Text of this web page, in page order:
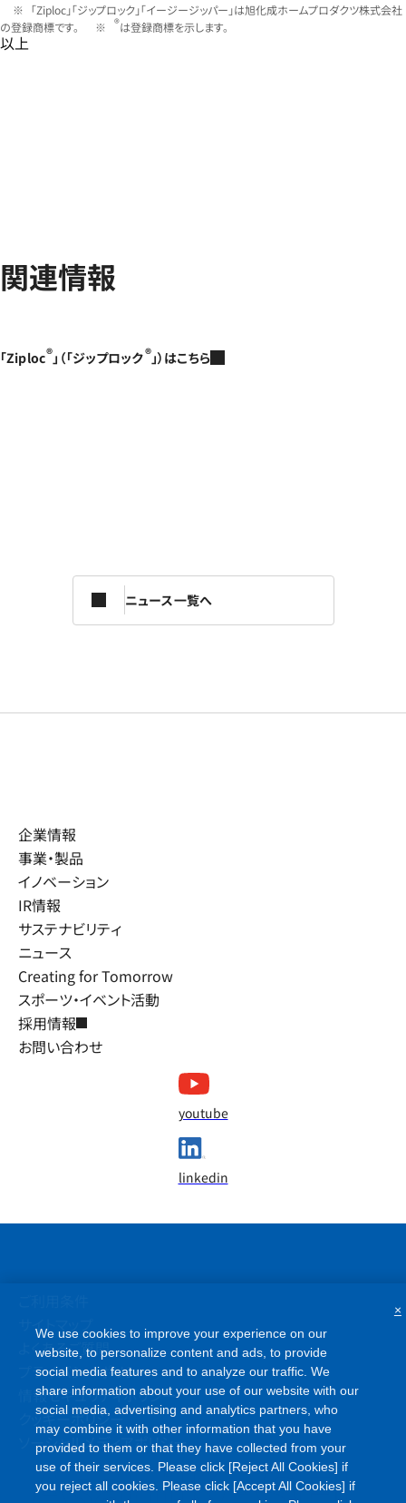
「Ziploc」「ジップロック」「イージージッパー」は旭化成ホームプロダクツ株式会社
の登録商標です。
®は登録商標を示します。
以上
関連情報
「Ziploc®」（「ジップロック®」）はこちら
ニュース一覧へ
企業情報
事業・製品
イノベーション
IR情報
サステナビリティ
ニュース
Creating for Tomorrow
スポーツ・イベント活動
採用情報
お問い合わせ
youtube
linkedin
サイトマップ
よくあるご質問
プライバシーポリシー
情報セキュリティポリシー
クッキーポリシー
ソーシャルメディアポリシー
We use cookies to improve your experience on our
website, to personalize content and ads, to provide
social media features and to analyze our traffic. We
share information about your use of our website with our
social media, advertising and analytics partners, who
may combine it with other information that you have
provided to them or that they have collected from your
use of their services. Please click [Reject All Cookies] if
you reject all cookies. Please click [Accept All Cookies] if
×